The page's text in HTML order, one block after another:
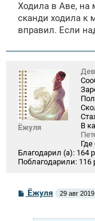
Ходила в Аве, на
сканди ходила к
вправил. Если
Ёжуля
В
Благодарил (а): 164
Поблагодарили: 116
СЁжуля 29 авг